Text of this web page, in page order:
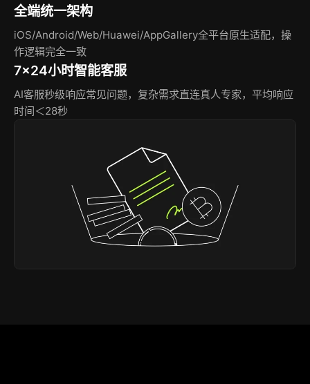
全端统一架构
iOS/Android/Web/Huawei/AppGallery全平台原生适配，操
作逻辑完全一致
7×24小时智能客服
AI客服秒级响应常见问题，复杂需求直连真人专家，平均响应
时间＜28秒